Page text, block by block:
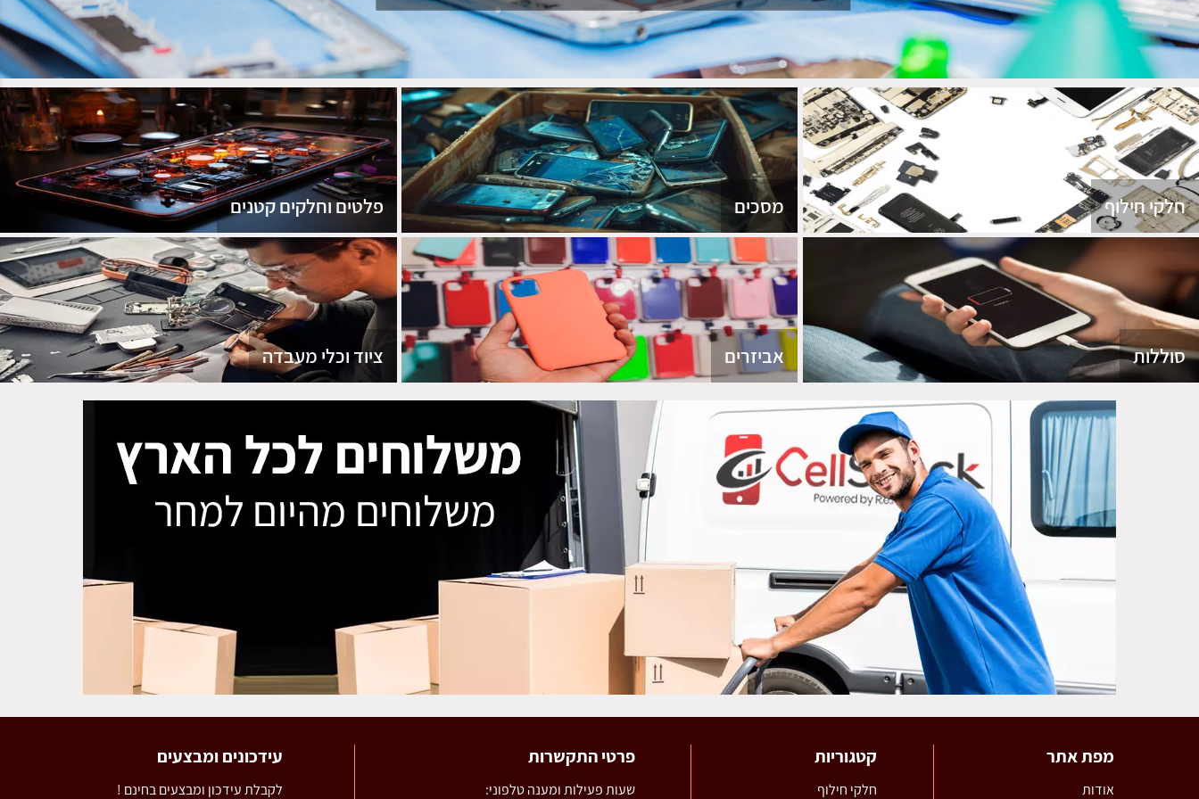
חלקי חילוף מסכים פלטים וחלקים קטנים
סוללות אביזרים ציוד וכלי מעבדה
מפת אתר
אודות
קטגוריות
חלקי חילוף
פרטי התקשרות
שעות פעילות ומענה טלפוני:
עידכונים ומבצעים
לקבלת עידכון ומבצעים בחינם !